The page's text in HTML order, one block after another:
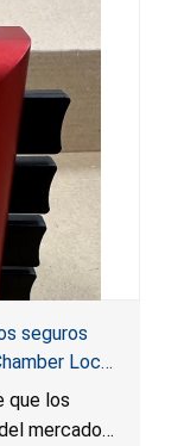
seguros
Lock
que los
mercado